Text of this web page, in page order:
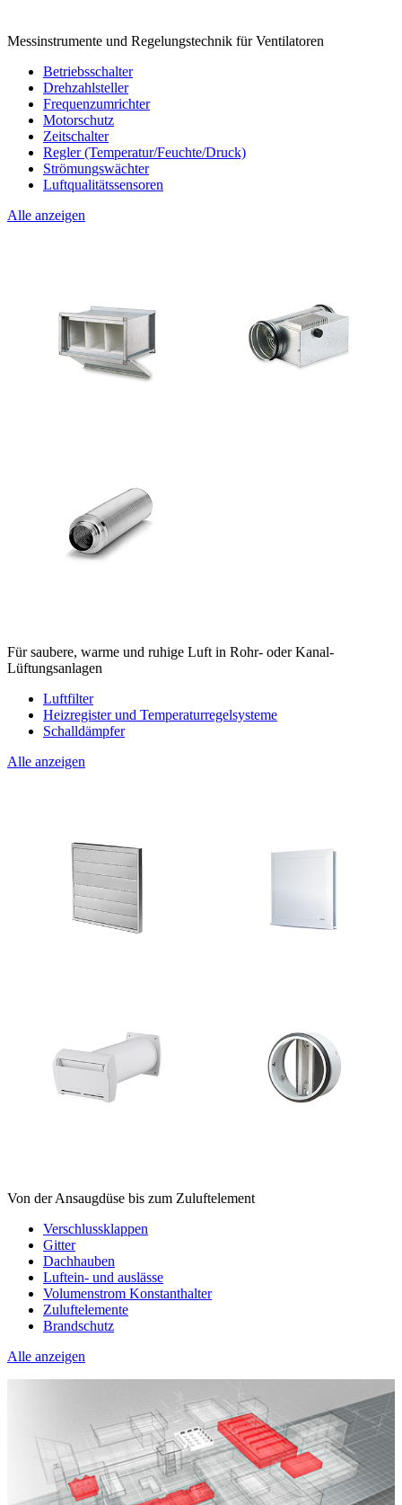
Messinstrumente und Regelungstechnik für Ventilatoren
Betriebsschalter
Drehzahlsteller
Frequenzumrichter
Motorschutz
Zeitschalter
Regler (Temperatur/Feuchte/Druck)
Strömungswächter
Luftqualitätssensoren
Alle anzeigen
Für saubere, warme und ruhige Luft in Rohr- oder Kanal-
Lüftungsanlagen
Luftfilter
Heizregister und Temperaturregelsysteme
Schalldämpfer
Alle anzeigen
Von der Ansaugdüse bis zum Zuluftelement
Verschlussklappen
Gitter
Dachhauben
Luftein- und auslässe
Volumenstrom Konstanthalter
Zuluftelemente
Brandschutz
Alle anzeigen